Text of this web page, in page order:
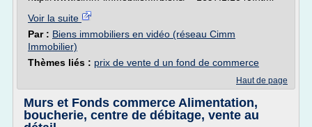
Voir la suite
Par : Biens immobiliers en vidéo (réseau Cimm
Immobilier)
Thèmes liés : prix de vente d un fond de commerce
Haut de page
Murs et Fonds commerce Alimentation,
boucherie, centre de débitage, vente au